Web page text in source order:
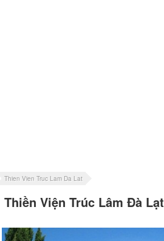
Thien Vien Truc Lam Da Lat
Thiền Viện Trúc Lâm Đà Lạt